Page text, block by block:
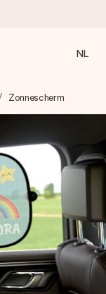
dat het
op precies
betekent.
beoordelen
NL
Zonnescherm